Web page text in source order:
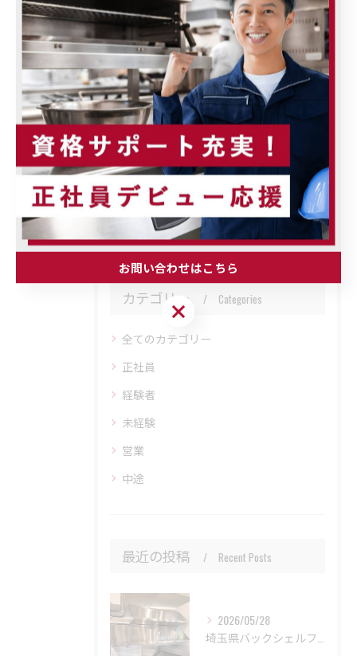
経験者
< 前のページ 一覧に戻る 次のページ >
関連タグ
#富士見市 #電気工事士 #スキルアップ
カテゴリー Categories
全てのカテゴリー
正社員
経験者
未経験
営業
中途
最近の投稿 Recent Posts
2026/05/28
お問い合わせはこちら
お問い合わせはこちら